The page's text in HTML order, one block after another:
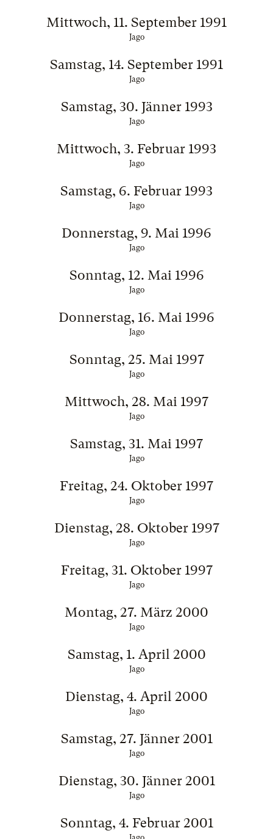
Mittwoch, 11. September 1991
Jago
Samstag, 14. September 1991
Jago
Samstag, 30. Jänner 1993
Jago
Mittwoch, 3. Februar 1993
Jago
Samstag, 6. Februar 1993
Jago
Donnerstag, 9. Mai 1996
Jago
Sonntag, 12. Mai 1996
Jago
Donnerstag, 16. Mai 1996
Jago
Sonntag, 25. Mai 1997
Jago
Mittwoch, 28. Mai 1997
Jago
Samstag, 31. Mai 1997
Jago
Freitag, 24. Oktober 1997
Jago
Dienstag, 28. Oktober 1997
Jago
Freitag, 31. Oktober 1997
Jago
Montag, 27. März 2000
Jago
Samstag, 1. April 2000
Jago
Dienstag, 4. April 2000
Jago
Samstag, 27. Jänner 2001
Jago
Dienstag, 30. Jänner 2001
Jago
Sonntag, 4. Februar 2001